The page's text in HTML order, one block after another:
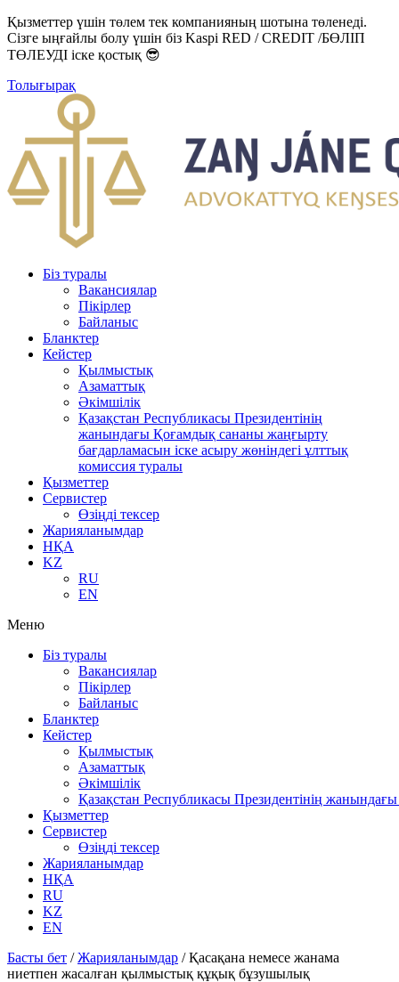
Қызметтер үшін төлем тек компанияның шотына төленеді.
Сізге ыңғайлы болу үшін біз Kaspi RED / CREDIT /БӨЛІП
ТӨЛЕУДІ іске қостық 😎
Толығырақ
Біз туралы
Вакансиялар
Пікірлер
Байланыс
Бланктер
Кейстер
Қылмыстық
Азаматтық
Әкімшілік
Қазақстан Республикасы Президентінің
жанындағы Қоғамдық сананы жаңғырту
бағдарламасын іске асыру жөніндегі ұлттық
комиссия туралы
Қызметтер
Сервистер
Өзіңді тексер
Жарияланымдар
НҚА
KZ
RU
EN
Меню
Біз туралы
Вакансиялар
Пікірлер
Байланыс
Бланктер
Кейстер
Қылмыстық
Азаматтық
Әкімшілік
Қазақстан Республикасы Президентінің
Қызметтер
Сервистер
Өзіңді тексер
Жарияланымдар
НҚА
RU
KZ
EN
Басты бет /Жарияланымдар /Қасақана немесе жанама
ниетпен жасалған қылмыстық құқық бұзушылық